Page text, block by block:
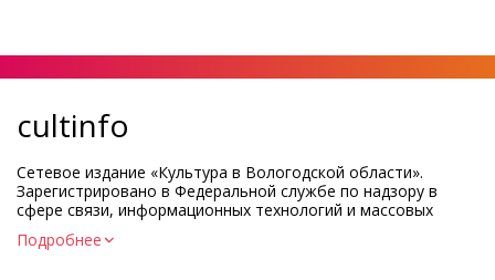
cultinfo
Сетевое издание «Культура в Вологодской области».
Зарегистрировано в Федеральной службе по надзору в
сфере связи, информационных технологий и массовых
коммуникаций.
Регистрационный номер и дата принятия решения о
Подробнее